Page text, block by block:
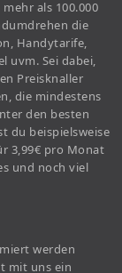
als 100.000
die
Handytarife,
uvm. Sei dabei,
Preisknaller
die mindestens
den besten
du beispielsweise
3,99€ pro Monat
und noch viel
werden
mit uns ein